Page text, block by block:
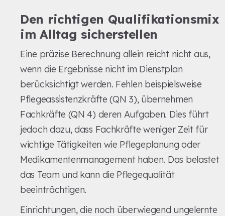
Den richtigen Qualifikationsmix
im Alltag sicherstellen
Eine präzise Berechnung allein reicht nicht aus,
wenn die Ergebnisse nicht im Dienstplan
berücksichtigt werden. Fehlen beispielsweise
Pflegeassistenzkräfte (QN 3), übernehmen
Fachkräfte (QN 4) deren Aufgaben. Dies führt
jedoch dazu, dass Fachkräfte weniger Zeit für
wichtige Tätigkeiten wie Pflegeplanung oder
Medikamentenmanagement haben. Das belastet
das Team und kann die Pflegequalität
beeinträchtigen.
Einrichtungen, die noch überwiegend ungelernte